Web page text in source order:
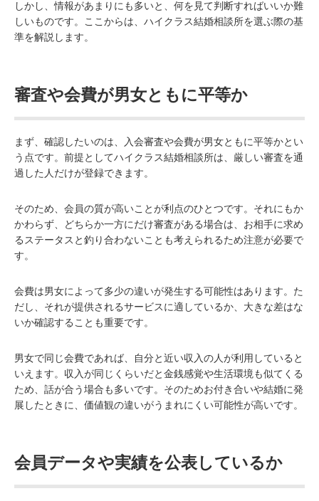
しかし、情報があまりにも多いと、何を見て判断すればいいか難
しいものです。ここからは、ハイクラス結婚相談所を選ぶ際の基
準を解説します。
審査や会費が男女ともに平等か
まず、確認したいのは、入会審査や会費が男女ともに平等かとい
う点です。前提としてハイクラス結婚相談所は、厳しい審査を通
過した人だけが登録できます。
そのため、会員の質が高いことが利点のひとつです。それにもか
かわらず、どちらか一方にだけ審査がある場合は、お相手に求め
るステータスと釣り合わないことも考えられるため注意が必要で
す。
会費は男女によって多少の違いが発生する可能性はあります。た
だし、それが提供されるサービスに適しているか、大きな差はな
いか確認することも重要です。
男女で同じ会費であれば、自分と近い収入の人が利用していると
いえます。収入が同じくらいだと金銭感覚や生活環境も似てくる
ため、話が合う場合も多いです。そのためお付き合いや結婚に発
展したときに、価値観の違いがうまれにくい可能性が高いです。
会員データや実績を公表しているか